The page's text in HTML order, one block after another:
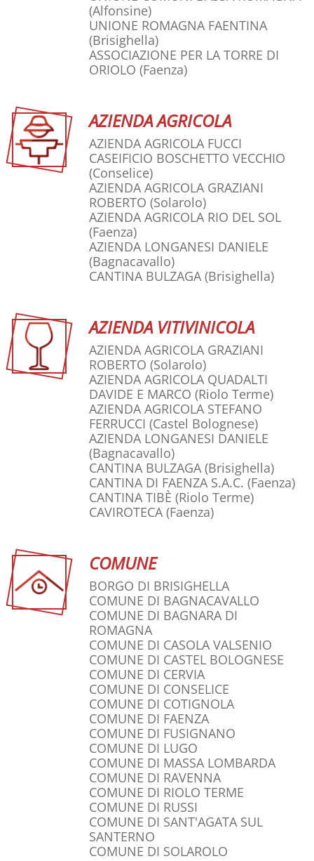
(Alfonsine)
UNIONE ROMAGNA FAENTINA
(Brisighella)
ASSOCIAZIONE PER LA TORRE DI
ORIOLO (Faenza)
AZIENDA AGRICOLA
AZIENDA AGRICOLA FUCCI
CASEIFICIO BOSCHETTO VECCHIO
(Conselice)
AZIENDA AGRICOLA GRAZIANI
ROBERTO (Solarolo)
AZIENDA AGRICOLA RIO DEL SOL
(Faenza)
AZIENDA LONGANESI DANIELE
(Bagnacavallo)
CANTINA BULZAGA (Brisighella)
AZIENDA VITIVINICOLA
AZIENDA AGRICOLA GRAZIANI
ROBERTO (Solarolo)
AZIENDA AGRICOLA QUADALTI
DAVIDE E MARCO (Riolo Terme)
AZIENDA AGRICOLA STEFANO
FERRUCCI (Castel Bolognese)
AZIENDA LONGANESI DANIELE
(Bagnacavallo)
CANTINA BULZAGA (Brisighella)
CANTINA DI FAENZA S.A.C. (Faenza)
CANTINA TIBÈ (Riolo Terme)
CAVIROTECA (Faenza)
COMUNE
BORGO DI BRISIGHELLA
COMUNE DI BAGNACAVALLO
COMUNE DI BAGNARA DI
ROMAGNA
COMUNE DI CASOLA VALSENIO
COMUNE DI CASTEL BOLOGNESE
COMUNE DI CERVIA
COMUNE DI CONSELICE
COMUNE DI COTIGNOLA
COMUNE DI FAENZA
COMUNE DI FUSIGNANO
COMUNE DI LUGO
COMUNE DI MASSA LOMBARDA
COMUNE DI RAVENNA
COMUNE DI RIOLO TERME
COMUNE DI RUSSI
COMUNE DI SANT'AGATA SUL
SANTERNO
COMUNE DI SOLAROLO